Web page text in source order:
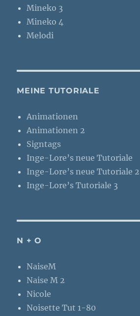
Mineko 3
Mineko 4
Melodi
MEINE TUTORIALE
Animationen
Animationen 2
Signtags
Inge-Lore’s neue Tutoriale
Inge-Lore’s neue Tutoriale 2
Inge-Lore’s Tutoriale 3
N + O
NaiseM
Naise M 2
Nicole
Noisette Tut 1-80